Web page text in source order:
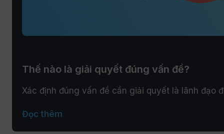
Thế nào là giải quyết đúng vấn đề?
Xác định đúng vấn đề cần giải quyết là lãnh đạo
Đọc thêm